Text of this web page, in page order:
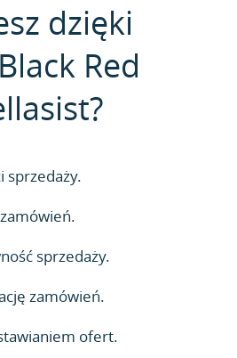
dzięki
Red
sprzedaży.
sprzedaży.
zamówień.
ofert.